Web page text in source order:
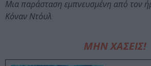
Μια παράσταση εμπνευσμένη από τον
Κόναν Ντόυλ
ΜΗΝ ΧΑΣΕΙΣ!